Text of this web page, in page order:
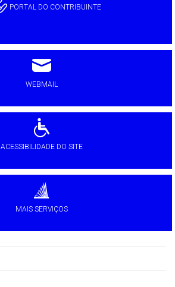
PORTAL DO CONTRIBUINTE
WEBMAIL
ACESSIBILIDADE DO SITE
MAIS SERVIÇOS